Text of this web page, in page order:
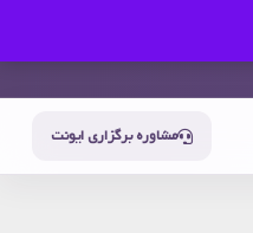
مشاوره برگزاری ایونت